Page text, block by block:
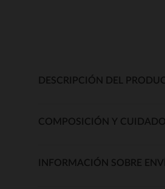
DESCRIPCIÓN DEL
COMPOSICIÓN Y
INFORMACIÓN SOBRE